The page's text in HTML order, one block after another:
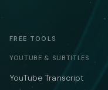
FREE TOOLS
YOUTUBE & SUBTITLES
YouTube Transcript